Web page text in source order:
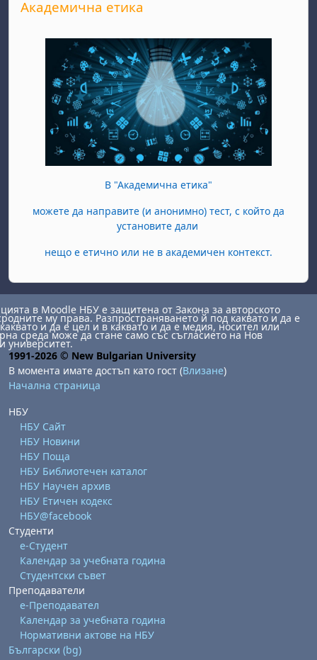
Академична етика
В "Академична етика"
можете да направите (и анонимно) тест, с който да
установите дали
нещо е етично или не в академичен контекст.
в Moodle НБУ е защитена от Закона за авторското
му права. Разпространяването й под каквато и да е
и да е цел и в каквато и да е медия, носител или
среда може да стане само със съгласието на Нов
университет.
1991-2026 © New Bulgarian University
В момента имате достъп като гост (Влизане)
Начална страница
НБУ
НБУ Сайт
НБУ Новини
НБУ Поща
НБУ Библиотечен каталог
НБУ Научен архив
НБУ Етичен кодекс
НБУ@facebook
Студенти
е-Студент
Календар за учебната година
Студентски съвет
Преподаватели
е-Преподавател
Календар за учебната година
Нормативни актове на НБУ
Български ‎(bg)‎